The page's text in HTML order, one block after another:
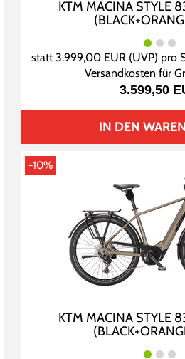
KTM MACINA STYLE
statt3.999,00 EUR(UVP) pro
Versandkosten für
3.599,50
IN DEN
-10%
KTM MACINA STYLE